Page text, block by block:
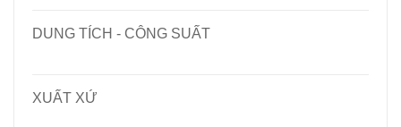
DUNG TÍCH - CÔNG SUẤT
XUẤT XỨ